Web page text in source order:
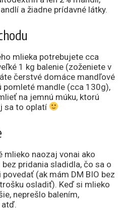
a žiadne prídavné látky.
mlieka potrebujete cca
1 kg balenie (zoženiete v
čerstvé domáce mandľové
pomleté mandle (cca 130g),
na jemnú múku, ktorú
sa to oplatí
mlieko naozaj vonai ako
pridania sladidla, čo sa o
(ak mám DM BIO bez
osladiť). Keď si mlieko
neprešlo balením,